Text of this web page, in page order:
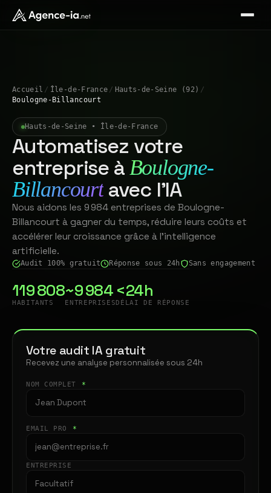
Accueil / Île-de-France / Hauts-de-Seine (92) /
Boulogne-Billancourt
Hauts-de-Seine • Île-de-France
Automatisez votre
entreprise à Boulogne-
Billancourtavec l'IA
Nous aidons les 9 984 entreprises de Boulogne-
Billancourt à gagner du temps, réduire leurs coûts et
accélérer leur croissance grâce à l'intelligence
artificielle.
Audit 100% gratuit Réponse sous 24h Sans engagement
119 808
HABITANTS
~9 984
ENTREPRISES
<24h
DÉLAI DE RÉPONSE
Votre audit IA gratuit
Recevez une analyse personnalisée sous 24h
NOM COMPLET *
EMAIL PRO *
ENTREPRISE